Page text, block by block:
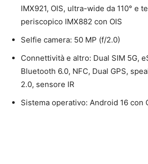
IMX921, OIS, ultra-wide da 110° e
periscopico IMX882 con OIS
Selfie camera: 50 MP (f/2.0)
Connettività e altro: Dual SIM 5G,
Bluetooth 6.0, NFC, Dual GPS,
2.0, sensore IR
Sistema operativo: Android 16 con